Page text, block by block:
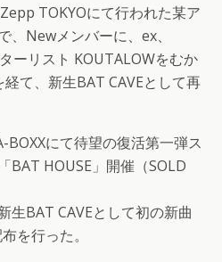
TOKYOにて行われた某ア
、Newメンバーに、ex、
ーリスト KOUTALOWをむか
て、新生BAT CAVEとして再
BOXXにて待望の復活第一弾ス
BAT HOUSE」開催（SOLD
生BAT CAVEとして初の新曲
を行った。